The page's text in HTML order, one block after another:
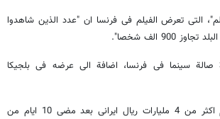
التی تعرض الفیلم فی فرنسا ان "عدد الذین شاهدوا
900 الف شخصا".
ویعرض الفیلم فی 320 صالة سینما فی فرنسا، اضافة الى عرضه فی بلجیکا
کما بلغت ایرادات الفیلم اکثر من 4 ملیارات ریال ایرانی بعد مضی 10 ایام من